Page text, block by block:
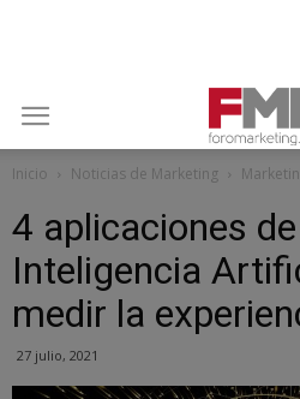
Inicio Noticias de Marketing
4 aplicaciones
Inteligencia
medir la
27 julio, 2021